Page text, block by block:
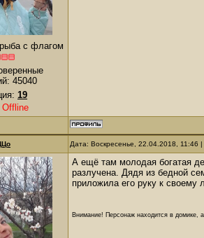
с флагом
45040
19
Offline
Дата: Воскресенье, 22.04.2018,
А ещё там молодая богатая
разлучена. Дядя из бедной
приложила его руку к своему
Внимание! Персонаж находится в домике,